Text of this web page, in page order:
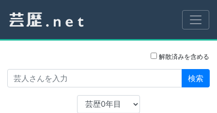
解散済みを含める
検索